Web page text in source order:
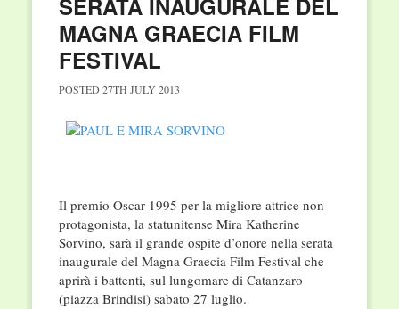
SERATA INAUGURALE DEL
MAGNA GRAECIA FILM
FESTIVAL
POSTED 27TH JULY 2013
Il premio Oscar 1995 per la migliore attrice non
protagonista, la statunitense Mira Katherine
Sorvino, sarà il grande ospite d’onore nella serata
inaugurale del Magna Graecia Film Festival che
aprirà i battenti, sul lungomare di Catanzaro
(piazza Brindisi) sabato 27 luglio.